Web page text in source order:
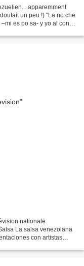
apparemment
un peu !) "La no che
es po sa- y yo al con
nationale
La salsa venezolana
con artistas